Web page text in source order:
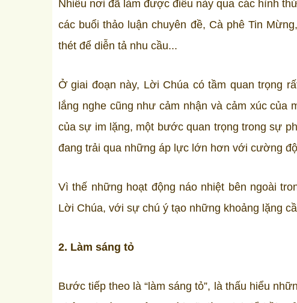
Nhiều nơi đã làm được điều này qua các hình
các buổi thảo luận chuyên đề, Cà phê Tin
thét để diễn tả nhu cầu...
Ở giai đoạn này, Lời Chúa có tầm quan trọng
lắng nghe cũng như cảm nhận và cảm xúc
của sự im lặng, một bước quan trọng trong sự
đang trải qua những áp lực lớn hơn với cường
Vì thế những hoạt động náo nhiệt bên ngoài
Lời Chúa, với sự chú ý tạo những khoảng lặng
2. Làm sáng tỏ
Bước tiếp theo là “làm sáng tỏ”, là thấu hiểu